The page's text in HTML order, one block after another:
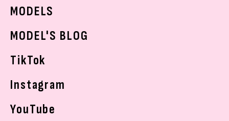
モデルの購入品
MODELS
MODEL'S BLOG
TikTok
Instagram
YouTube